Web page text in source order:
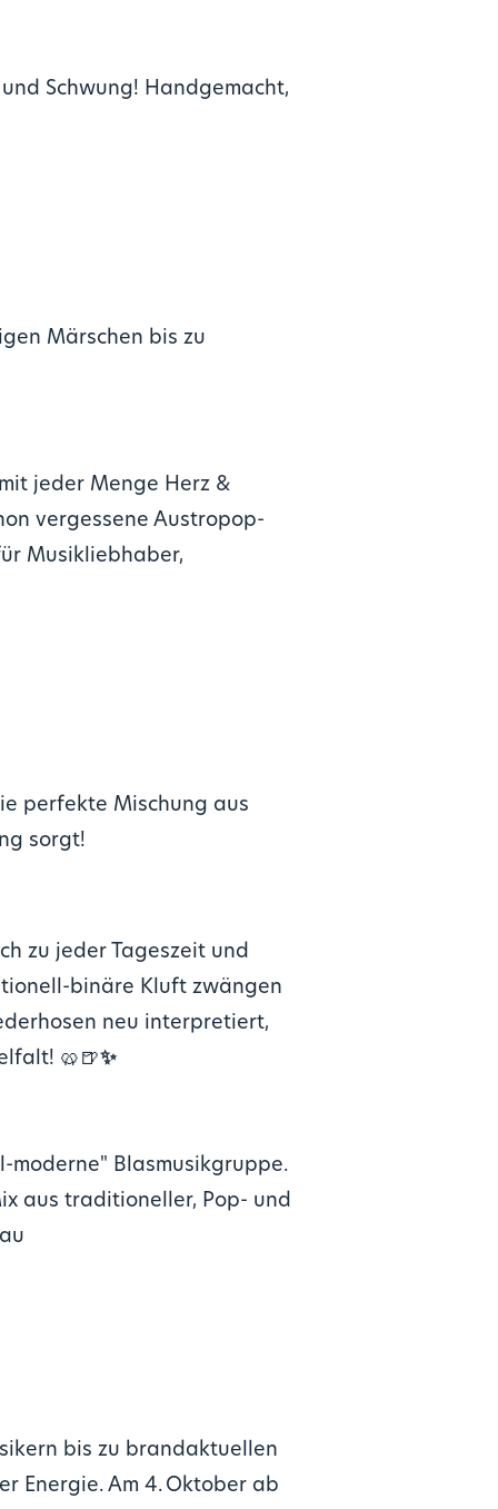
Schwung! Handgemacht,
Märschen bis zu
jeder Menge Herz &
vergessene Austropop-
Musikliebhaber,
perfekte Mischung aus
sorgt!
zu jeder Tageszeit und
binäre Kluft zwängen
neu interpretiert,
🥨🍺✨
moderne" Blasmusikgruppe.
aus traditioneller, Pop- und
bis zu brandaktuellen
Energie. Am 4. Oktober ab